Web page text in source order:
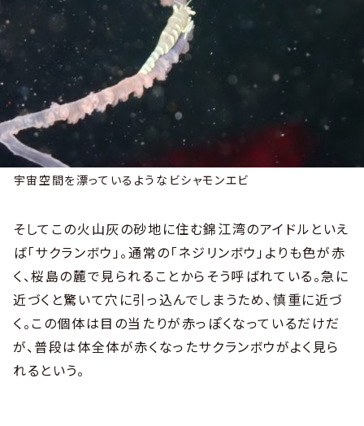
宇宙空間を漂っているようなビシャモンエビ
そしてこの火山灰の砂地に住む錦江湾のアイドルといえ
ば「サクランボウ」。通常の「ネジリンボウ」よりも色が赤
く、桜島の麓で見られることからそう呼ばれている。急に
近づくと驚いて穴に引っ込んでしまうため、慎重に近づ
く。この個体は目の当たりが赤っぽくなっているだけだ
が、普段は体全体が赤くなったサクランボウがよく見ら
れるという。